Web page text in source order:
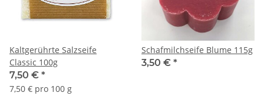
Kaltgerührte Salzseife
Classic 100g
7,50 € *
7,50 € pro 100 g
Schafmilchseife Blume 115g
3,50 € *